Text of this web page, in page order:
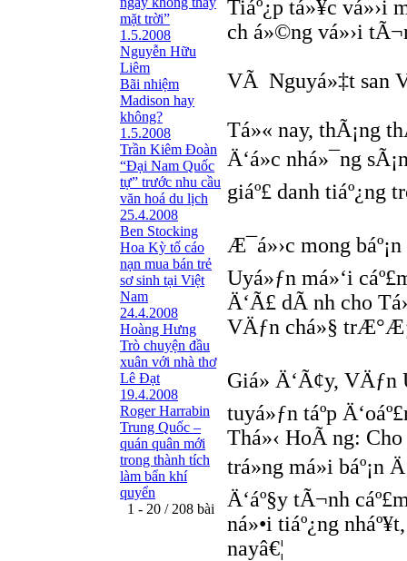
mặt trời”
1.5.2008
Nguyễn Hữu
Liêm
Bãi nhiệm
Madison hay
không?
1.5.2008
Trần Kiêm Đoàn
“Đại Nam Quốc
tự” trước nhu cầu
văn hoá du lịch
25.4.2008
Ben Stocking
Hoa Kỳ tố cáo
nạn mua bán trẻ
sơ sinh tại Việt
Nam
24.4.2008
Hoàng Hưng
Trò chuyện đầu
xuân với nhà thơ
Lê Đạt
19.4.2008
Roger Harrabin
Trung Quốc –
quán quân mới
trong thành tích
làm bẩn khí
quyển
1 - 20 / 208 bài
Tiáº¿p tá»¥c
ch á»©ng vá»›i
VÃ Nguyá»‡t san
Tá»« nay, thÃ¡ng
Ä‘á»c nhá»¯ng
giáº£ danh tiáº¿ng
Æ¯á»›c mong
Uyá»ƒn má»‘i
Ä‘Ã£ dÃ nh cho
VÄƒn chá»§
Giá» Ä‘Ã¢y,
tuyá»ƒn táº­p
Thá»‹ HoÃ ng:
trá»ng má»i
Ä‘áº§y tÃ¬nh
ná»•i tiáº¿ng
nayâ€¦